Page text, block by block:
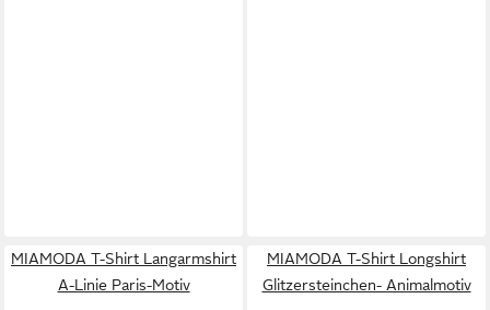
MIAMODA T-Shirt Langarmshirt
A-Linie Paris-Motiv
MIAMODA T-Shirt Longshirt
Glitzersteinchen- Animalmotiv